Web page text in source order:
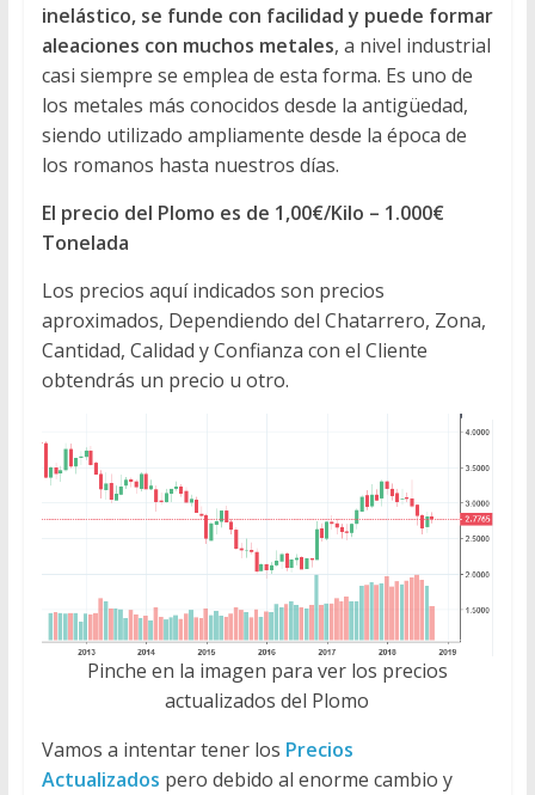
inelástico, se funde con facilidad y puede formar
aleaciones con muchos metales, a nivel industrial
casi siempre se emplea de esta forma. Es uno de
los metales más conocidos desde la antigüedad,
siendo utilizado ampliamente desde la época de
los romanos hasta nuestros días.
El precio del Plomo es de 1,00€/Kilo – 1.000€
Tonelada
Los precios aquí indicados son precios
aproximados, Dependiendo del Chatarrero, Zona,
Cantidad, Calidad y Confianza con el Cliente
obtendrás un precio u otro.
Pinche en la imagen para ver los precios
actualizados del Plomo
Vamos a intentar tener los Precios
Actualizados pero debido al enorme cambio y